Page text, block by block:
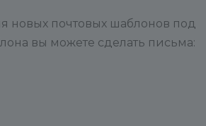
новых почтовых шаблонов под
вы можете сделать письма: